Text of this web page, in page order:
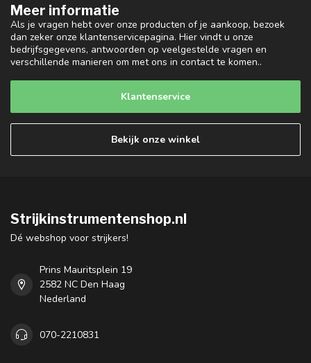
Meer informatie
Als je vragen hebt over onze producten of je aankoop, bezoek
dan zeker onze klantenservicepagina. Hier vindt u onze
bedrijfsgegevens, antwoorden op veelgestelde vragen en
verschillende manieren om met ons in contact te komen..
Klantenservice
Bekijk onze winkel
Strijkinstrumentenshop.nl
Dé webshop voor strijkers!
Prins Mauritsplein 19
2582 NC Den Haag
Nederland
070-2210831